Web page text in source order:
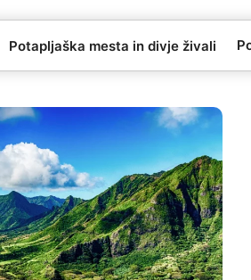
Potapljaška mesta in divje živali